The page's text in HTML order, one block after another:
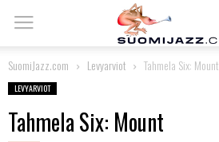
SuomiJazz.com Levyarviot Tahmela Six: Mount
LEVYARVIOT
Tahmela Six: Mount